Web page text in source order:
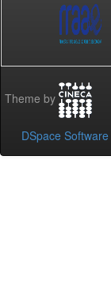
Theme by
DSpace Software